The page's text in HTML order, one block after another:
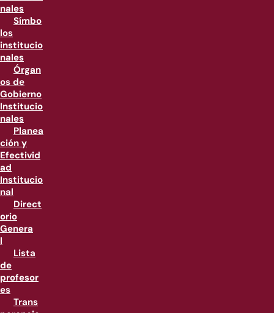
nales
Símbo
los
institucio
nales
Órgan
os de
Gobierno
Institucio
nales
Planea
ción y
Efectivid
ad
Institucio
nal
Direct
orio
Genera
l
Lista
de
profesor
es
Trans